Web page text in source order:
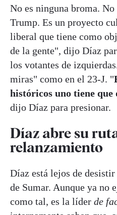
No es ninguna broma.
Trump. Es un proyecto
liberal que tiene como
de la gente", dijo Díaz
los votantes de
miras" como en el 23-J. "
históricos uno tiene que
dijo Díaz para presionar.
Díaz abre su
relanzamiento
Díaz está lejos de
de Sumar. Aunque ya no
como tal, es la líder de